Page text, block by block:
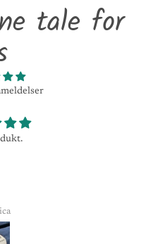
tale for